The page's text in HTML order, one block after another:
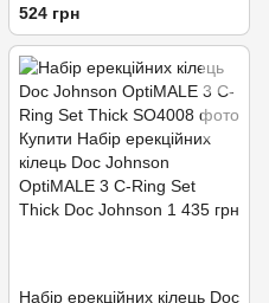
Ring з язичком і щіточкою
для стимуляції клітора
524 грн
Набір ерекційних кілець Doc